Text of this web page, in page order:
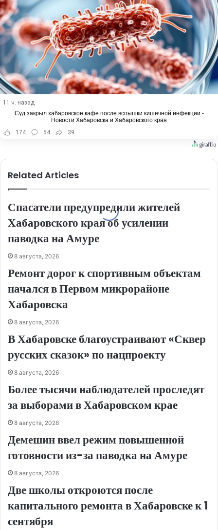
11 ч. назад
Суд закрыл хабаровское кафе после вспышки кишечной инфекции -
Новости Хабаровска и Хабаровского края
174
54 39
Related Articles
Спасатели предупредили жителей
Хабаровского края об усилении
паводка на Амуре
8 августа, 2026
Ремонт дорог к спортивным объектам
начался в Первом микрорайоне
Хабаровска
8 августа, 2026
В Хабаровске благоустраивают «Сквер
русских сказок» по нацпроекту
8 августа, 2026
Более тысячи наблюдателей проследят
за выборами в Хабаровском крае
8 августа, 2026
Демешин ввел режим повышенной
готовности из-за паводка на Амуре
8 августа, 2026
Две школы откроются после
капитального ремонта в Хабаровске к 1
сентября